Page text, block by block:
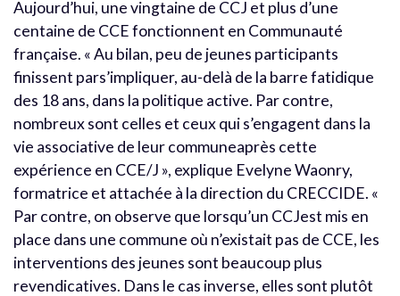
Aujourd’hui, une vingtaine de CCJ et plus d’une
centaine de CCE fonctionnent en Communauté
française. « Au bilan, peu de jeunes participants
finissent pars’impliquer, au-delà de la barre fatidique
des 18 ans, dans la politique active. Par contre,
nombreux sont celles et ceux qui s’engagent dans la
vie associative de leur communeaprès cette
expérience en CCE/J », explique Evelyne Waonry,
formatrice et attachée à la direction du CRECCIDE. «
Par contre, on observe que lorsqu’un CCJest mis en
place dans une commune où n’existait pas de CCE, les
interventions des jeunes sont beaucoup plus
revendicatives. Dans le cas inverse, elles sont plutôt